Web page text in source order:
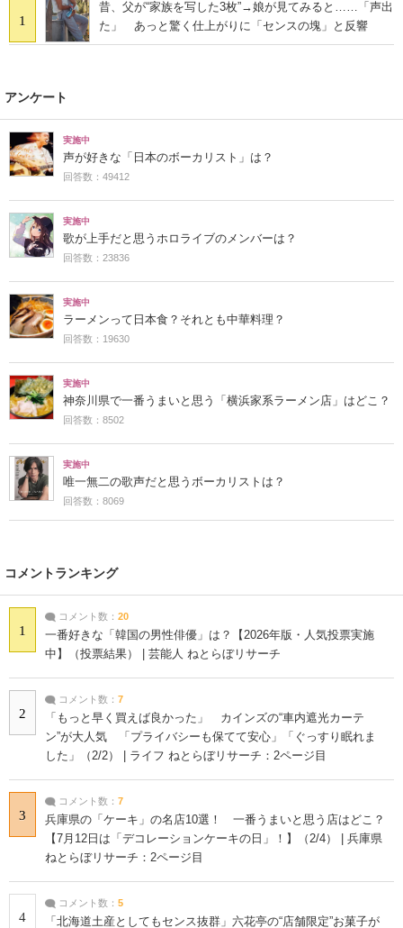
1
昔、父が“家族を写した3枚”→娘が見てみると……「声出
た」 あっと驚く仕上がりに「センスの塊」と反響
アンケート
実施中
声が好きな「日本のボーカリスト」は？
回答数：49412
実施中
歌が上手だと思うホロライブのメンバーは？
回答数：23836
実施中
ラーメンって日本食？それとも中華料理？
回答数：19630
実施中
神奈川県で一番うまいと思う「横浜家系ラーメン店」はどこ？
回答数：8502
実施中
唯一無二の歌声だと思うボーカリストは？
回答数：8069
コメントランキング
1
コメント数： 20
一番好きな「韓国の男性俳優」は？【2026年版・人気投票実施
中】（投票結果） | 芸能人 ねとらぼリサーチ
2
コメント数： 7
「もっと早く買えば良かった」 カインズの“車内遮光カーテ
ン”が大人気 「プライバシーも保てて安心」「ぐっすり眠れま
した」（2/2） | ライフ ねとらぼリサーチ：2ページ目
3
コメント数： 7
兵庫県の「ケーキ」の名店10選！ 一番うまいと思う店はどこ？
【7月12日は「デコレーションケーキの日」！】（2/4） | 兵庫県
ねとらぼリサーチ：2ページ目
4
コメント数： 5
「北海道土産としてもセンス抜群」六花亭の“店舗限定”お菓子が